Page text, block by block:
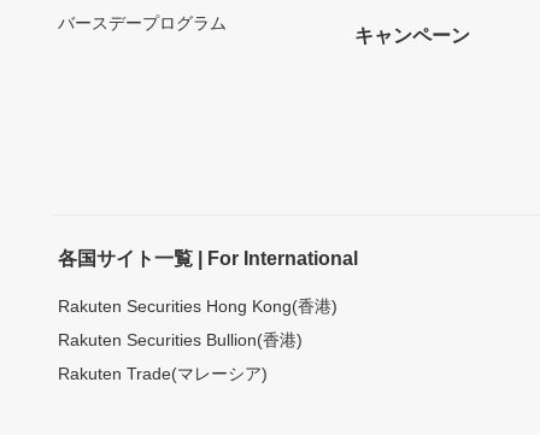
バースデープログラム
キャンペーン
各国サイト一覧 | For International
Rakuten Securities Hong Kong(香港)
Rakuten Securities Bullion(香港)
Rakuten Trade(マレーシア)